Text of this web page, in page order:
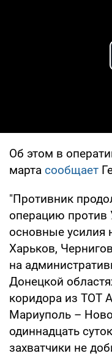
Об этом в
марта сообщает
"Противник
операцию против
основные усилия
Харьков,
на
Донецкой
коридора из ТОТ
Мариуполь –
одиннадцать
захватчики не